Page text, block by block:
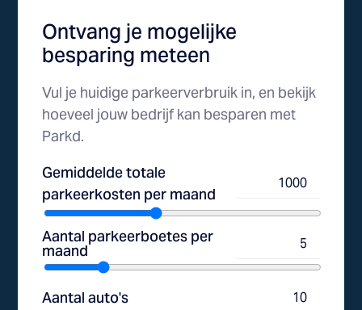
Ontvang je mogelijke
besparing meteen
Vul je huidige parkeerverbruik in, en bekijk
hoeveel jouw bedrijf kan besparen met
Parkd.
Gemiddelde totale
parkeerkosten per maand
Aantal parkeerboetes per
maand
Aantal auto's